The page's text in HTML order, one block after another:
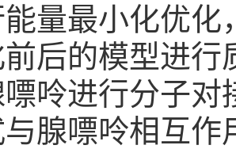
量最小化优化
后的模型进行
呤进行分子对
腺嘌呤相互